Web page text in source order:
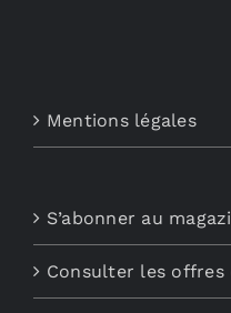
Mentions légales
S’abonner au
Consulter les offres